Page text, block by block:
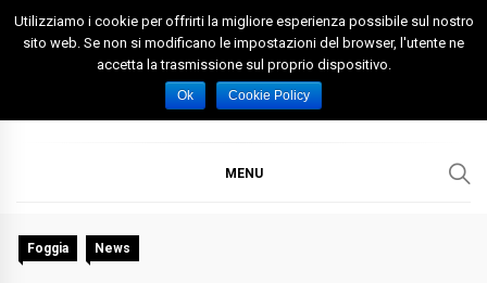
Skip
Spazio Foggia
Foggia News Calcio Eventi e Attività nella Capitanata
MENU
Foggia News
Utilizziamo i cookie per offrirti la migliore esperienza possibile sul nostro
sito web. Se non si modificano le impostazioni del browser, l'utente ne
accetta la trasmissione sul proprio dispositivo.
Ok Cookie Policy